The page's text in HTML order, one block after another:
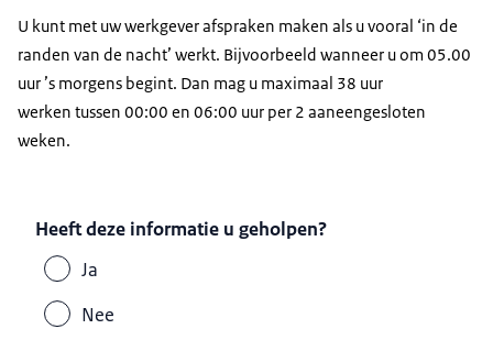
U kunt met uw werkgever afspraken maken als u vooral ‘in de
randen van de nacht’ werkt. Bijvoorbeeld wanneer u om 05.00
uur ’s morgens begint. Dan mag u maximaal 38 uur
werken tussen 00:00 en 06:00 uur per 2 aaneengesloten
weken.
Heeft deze informatie u geholpen?
Ja
Nee